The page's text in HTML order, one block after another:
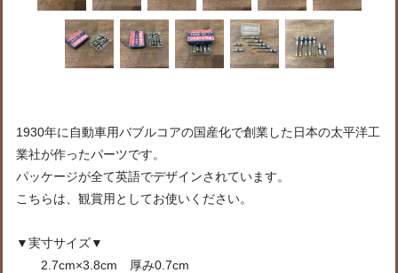
1930年に自動車用バブルコアの国産化で創業した日本の太平洋工
業社が作ったパーツです。
パッケージが全て英語でデザインされています。
こちらは、観賞用としてお使いください。
▼実寸サイズ▼
2.7cm×3.8cm 厚み0.7cm